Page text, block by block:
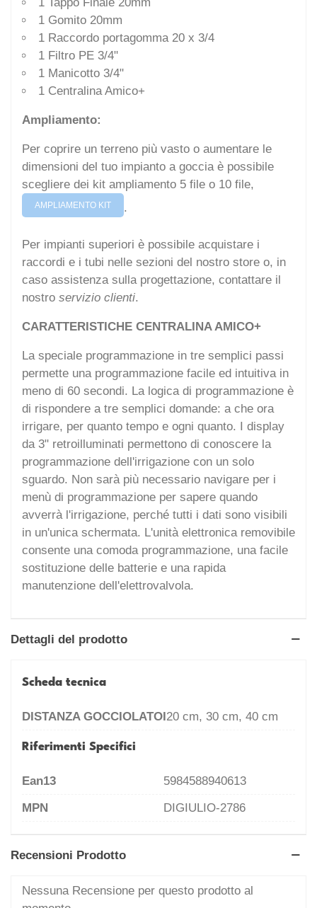
1 Gomito 20mm
1 Raccordo portagomma 20 x 3/4
1 Filtro PE 3/4"
1 Manicotto 3/4"
1 Centralina Amico+
Ampliamento:
Per coprire un terreno più vasto o aumentare le
dimensioni del tuo impianto a goccia è possibile
scegliere dei kit ampliamento 5 file o 10 file,
AMPLIAMENTO KIT .
Per impianti superiori è possibile acquistare i
raccordi e i tubi nelle sezioni del nostro store o, in
caso assistenza sulla progettazione, contattare il
nostro servizio clienti.
CARATTERISTICHE CENTRALINA AMICO+
La speciale programmazione in tre semplici passi
permette una programmazione facile ed intuitiva in
meno di 60 secondi. La logica di programmazione è
di rispondere a tre semplici domande: a che ora
irrigare, per quanto tempo e ogni quanto. I display
da 3" retroilluminati permettono di conoscere la
programmazione dell'irrigazione con un solo
sguardo. Non sarà più necessario navigare per i
menù di programmazione per sapere quando
avverrà l'irrigazione, perché tutti i dati sono visibili
in un'unica schermata. L'unità elettronica removibile
consente una comoda programmazione, una facile
sostituzione delle batterie e una rapida
manutenzione dell'elettrovalvola.
Dettagli del prodotto
Scheda tecnica
DISTANZA GOCCIOLATOI20 cm, 30 cm, 40 cm
Riferimenti Specifici
Ean13
5984588940613
MPN
DIGIULIO-2786
Recensioni Prodotto
Nessuna Recensione per questo prodotto al